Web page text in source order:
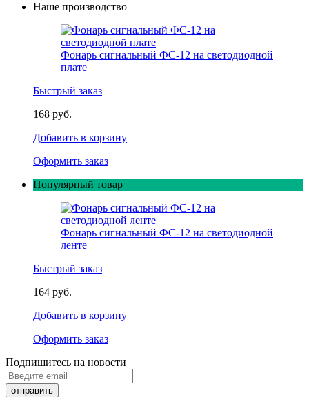
Наше производство
Фонарь сигнальный ФС-12 на светодиодной
плате
Быстрый заказ
168 руб.
Добавить в корзину
Оформить заказ
Популярный товар
Фонарь сигнальный ФС-12 на светодиодной
ленте
Быстрый заказ
164 руб.
Добавить в корзину
Оформить заказ
Подпишитесь на новости